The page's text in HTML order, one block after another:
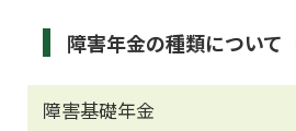
障害年金の種類について
障害基礎年金